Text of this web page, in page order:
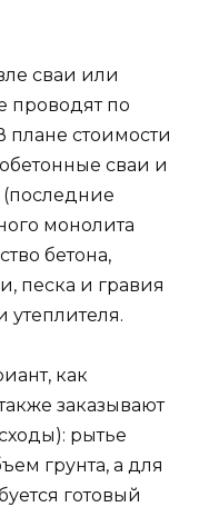
сваи или
проводят по
стоимости
сваи и
монолита
бетона,
песка и гравия
утеплителя.
как
заказывают
рытье
грунта, а для
готовый